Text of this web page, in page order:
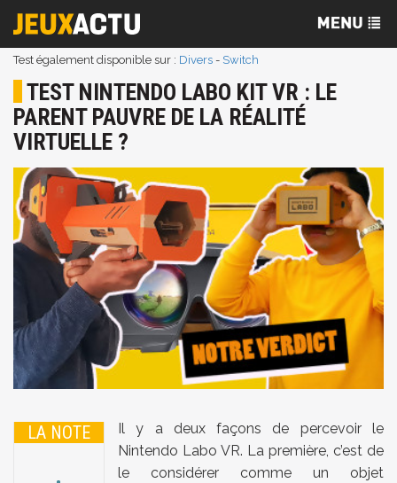
Test également disponible sur : Divers - Switch
TEST NINTENDO LABO KIT VR : LE
PARENT PAUVRE DE LA RÉALITÉ
VIRTUELLE ?
LA NOTE
Il y a deux façons de percevoir le
Nintendo Labo VR. La première, c’est de
le considérer comme un objet